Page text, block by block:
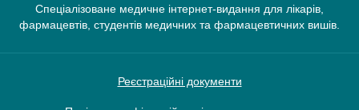
Спеціалізоване медичне інтернет-видання для лікарів,
фармацевтів, студентів медичних та фармацевтичних вишів.
Реєстраційні документи